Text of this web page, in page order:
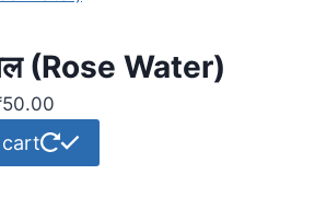
(Rose Water)
50.00